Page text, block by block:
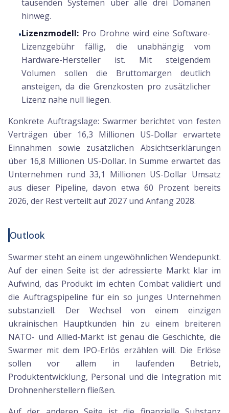
tausenden Systemen über alle drei Domänen
hinweg.
•Lizenzmodell: Pro Drohne wird eine Software-
Lizenzgebühr fällig, die unabhängig vom
Hardware-Hersteller ist. Mit steigendem
Volumen sollen die Bruttomargen deutlich
ansteigen, da die Grenzkosten pro zusätzlicher
Lizenz nahe null liegen.
Konkrete Auftragslage: Swarmer berichtet von festen
Verträgen über 16,3 Millionen US-Dollar erwartete
Einnahmen sowie zusätzlichen Absichtserklärungen
über 16,8 Millionen US-Dollar. In Summe erwartet das
Unternehmen rund 33,1 Millionen US-Dollar Umsatz
aus dieser Pipeline, davon etwa 60 Prozent bereits
2026, der Rest verteilt auf 2027 und Anfang 2028.
Outlook
Swarmer steht an einem ungewöhnlichen Wendepunkt.
Auf der einen Seite ist der adressierte Markt klar im
Aufwind, das Produkt im echten Combat validiert und
die Auftragspipeline für ein so junges Unternehmen
substanziell. Der Wechsel von einem einzigen
ukrainischen Hauptkunden hin zu einem breiteren
NATO- und Allied-Markt ist genau die Geschichte, die
Swarmer mit dem IPO-Erlös erzählen will. Die Erlöse
sollen vor allem in laufenden Betrieb,
Produktentwicklung, Personal und die Integration mit
Drohnenherstellern fließen.